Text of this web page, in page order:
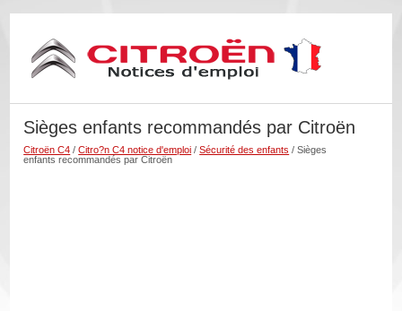
Sièges enfants recommandés par Citroën
Citroën C4 /Citro?n C4 notice d'emploi /Sécurité des enfants / Sièges
enfants recommandés par Citroën